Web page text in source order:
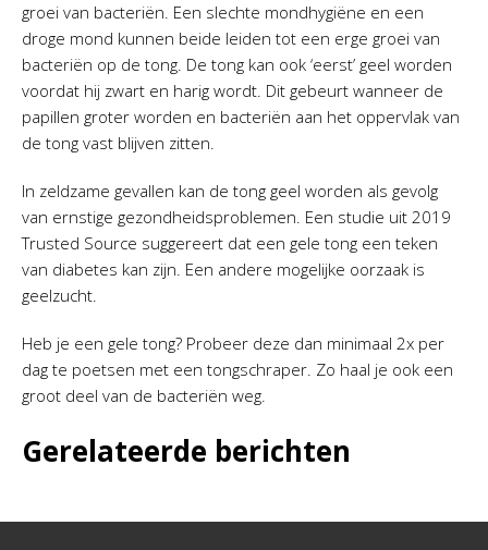
groei van bacteriën. Een slechte mondhygiëne en een
droge mond kunnen beide leiden tot een erge groei van
bacteriën op de tong. De tong kan ook ‘eerst’ geel worden
voordat hij zwart en harig wordt. Dit gebeurt wanneer de
papillen groter worden en bacteriën aan het oppervlak van
de tong vast blijven zitten.
In zeldzame gevallen kan de tong geel worden als gevolg
van ernstige gezondheidsproblemen. Een studie uit 2019
Trusted Source suggereert dat een gele tong een teken
van diabetes kan zijn. Een andere mogelijke oorzaak is
geelzucht.
Heb je een gele tong? Probeer deze dan minimaal 2x per
dag te poetsen met een tongschraper. Zo haal je ook een
groot deel van de bacteriën weg.
Gerelateerde berichten